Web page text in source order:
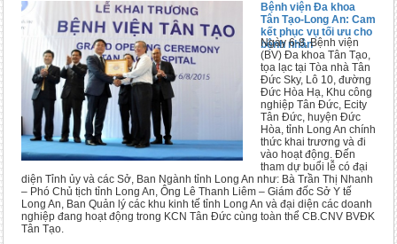
Bệnh viện Đa khoa
Tân Tạo-Long An: Cam
kết phục vụ tối ưu cho
bệnh nhân
Ngày 6-8, Bệnh viện
(BV) Đa khoa Tân Tạo,
tọa lạc tại Tòa nhà Tân
Đức Sky, Lô 10, đường
Đức Hòa Hạ, Khu công
nghiệp Tân Đức, Ecity
Tân Đức, huyện Đức
Hòa, tỉnh Long An chính
thức khai trương và đi
vào hoạt động. Đến
tham dự buổi lễ có đại
diện Tỉnh ủy và các Sở, Ban Ngành tỉnh Long An như: Bà Trần Thị Nhanh
– Phó Chủ tịch tỉnh Long An, Ông Lê Thanh Liêm – Giám đốc Sở Y tế
Long An, Ban Quản lý các khu kinh tế tỉnh Long An và đại diện các doanh
nghiệp đang hoạt động trong KCN Tân Đức cùng toàn thể CB.CNV BVĐK
Tân Tạo.